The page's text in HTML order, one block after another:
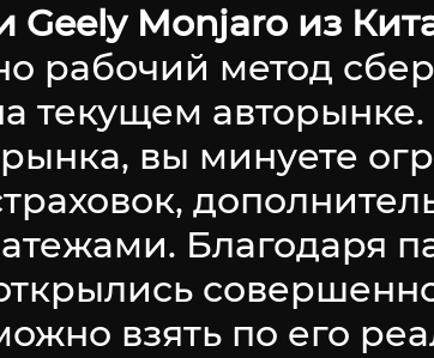
Geely Monjaro из
рабочий метод
текущем
вы минуете
Благодаря
взять по его